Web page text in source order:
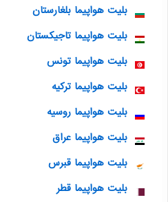
بلیت هواپیما بلغارستان
بلیت هواپیما تاجیکستان
بلیت هواپیما تونس
بلیت هواپیما ترکیه
بلیت هواپیما روسیه
بلیت هواپیما عراق
بلیت هواپیما قبرس
بلیت هواپیما قطر